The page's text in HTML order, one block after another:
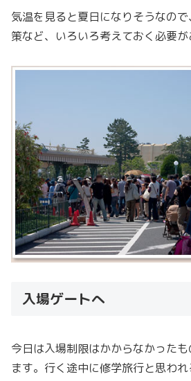
気温を見ると夏日になりそうなの
策など、いろいろ考えておく必要が
入場ゲートへ
今日は入場制限はかからなかった
ます。行く途中に修学旅行と思わ